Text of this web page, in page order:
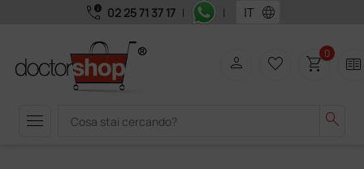
call_quality 02 25 71 37 17 | | language
menu search
person favorite_border shopping_cart0 two_pager